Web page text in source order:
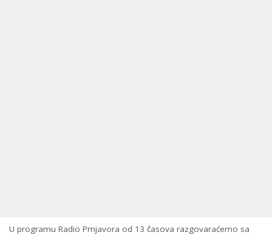
U programu Radio Prnjavora od 13 časova razgovaraćemo sa